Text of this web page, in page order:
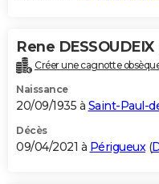
Rene DESSOUDEIX
Créer une cagnotte
Naissance
20/09/1935 à Saint-Paul-
Décès
09/04/2021 à Périgueux(